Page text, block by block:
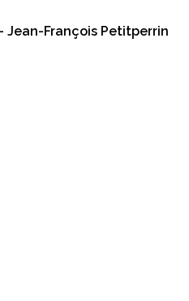
Jean-François Petitperrin